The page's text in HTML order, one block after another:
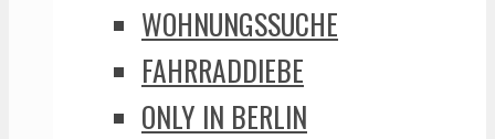
WOHNUNGSSUCHE
FAHRRADDIEBE
ONLY IN BERLIN